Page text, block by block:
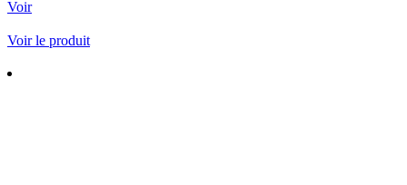
Voir
Voir le produit